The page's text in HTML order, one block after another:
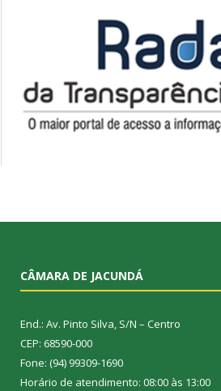
CÂMARA DE JACUNDÁ
End.: Av. Pinto Silva, S/N – Centro
CEP: 68590-000
Fone: (94) 99309-1690
Horário de atendimento: 08:00 às 13:00